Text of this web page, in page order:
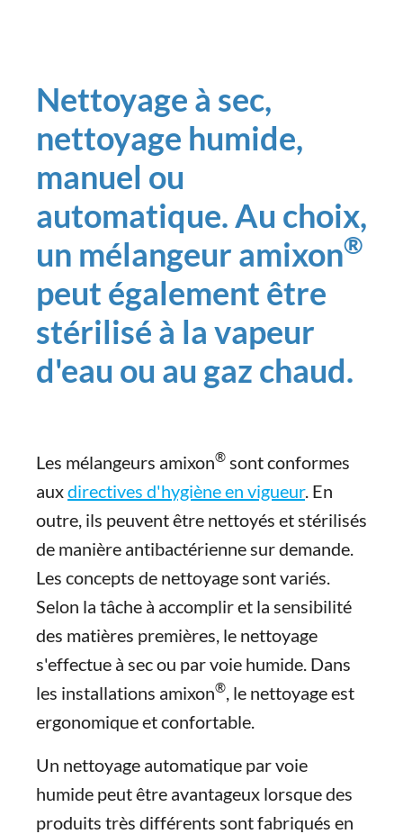
Nettoyage à sec,
nettoyage humide,
manuel ou
automatique. Au choix,
un mélangeur amixon®
peut également être
stérilisé à la vapeur
d'eau ou au gaz chaud.
Les mélangeurs amixon® sont conformes
auxdirectives d'hygiène en vigueur. En
outre, ils peuvent être nettoyés et stérilisés
de manière antibactérienne sur demande.
Les concepts de nettoyage sont variés.
Selon la tâche à accomplir et la sensibilité
des matières premières, le nettoyage
s'effectue à sec ou par voie humide. Dans
les installations amixon® , le nettoyage est
ergonomique et confortable.
Un nettoyage automatique par voie
humide peut être avantageux lorsque des
produits très différents sont fabriqués en